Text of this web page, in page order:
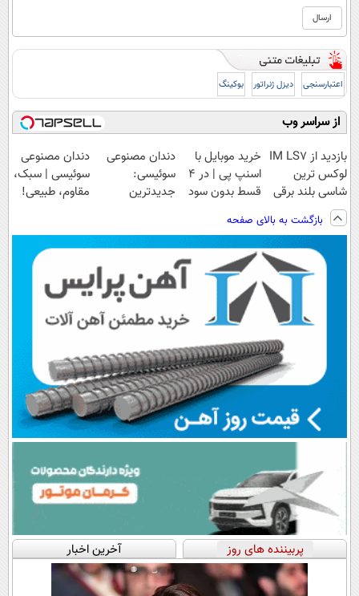
اعتبارسنجی دیزل ژنراتور بوکینگ
از سراسر وب
بازدید از IM LS7
لوکس ترین
شاسی بلند برقی
ایران در باشگاه
انقلاب
خرید موبایل با
اسنپ پی | در ۴
قسط بدون سود
دندان مصنوعی
سوئیسی:
جدیدترین
پرداخت قسطی
دندان مصنوعی
سوئیسی | سبک،
مقاوم، طبیعی!
اقساطی😍
بازگشت به بالای صفحه
پربیننده های روز آخرین اخبار